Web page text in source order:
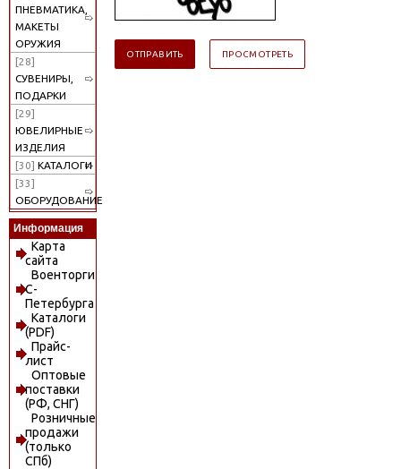
ПНЕВМАТИКА,
МАКЕТЫ
ОРУЖИЯ
[28]
СУВЕНИРЫ,
ПОДАРКИ
[29]
ЮВЕЛИРНЫЕ
ИЗДЕЛИЯ
[30] КАТАЛОГИ
[33]
ОБОРУДОВАНИЕ
Информация
Карта
сайта
Военторги
С-
Петербурга
Каталоги
(PDF)
Прайс-
лист
Оптовые
поставки
(РФ, СНГ)
Розничные
продажи
(только
СПб)